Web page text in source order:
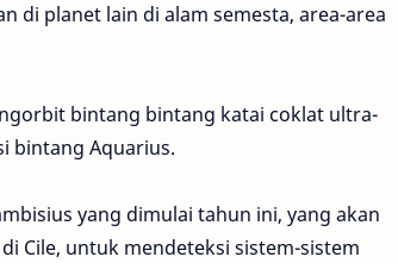
di planet lain di alam semesta, area-area
bintang bintang katai coklat ultra-
bintang Aquarius.
yang dimulai tahun ini, yang akan
Cile, untuk mendeteksi sistem-sistem